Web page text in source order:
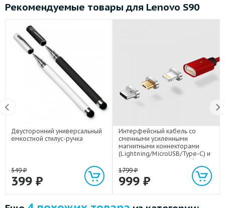
Рекомендуемые товары для Lenovo S90
Двусторонний универсальный
емкостной стилус-ручка
549₽
399 ₽
Интерфейсный кабель со
сменными усиленными
магнитными коннекторами
(Lightning/MicroUSB/Type-C) и
световым индикатором 1м
1799₽
999 ₽